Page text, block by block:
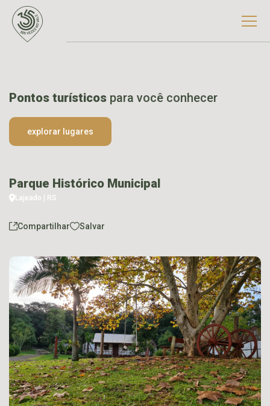
Pontos turísticos para você conhecer
explorar lugares
Parque Histórico Municipal
Lajeado | RS
Compartilhar Salvar